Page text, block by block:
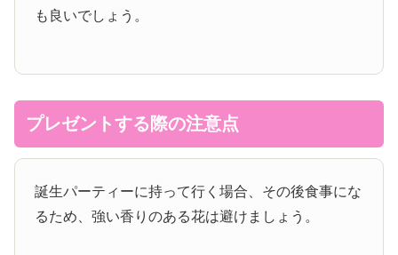
も良いでしょう。
プレゼントする際の注意点
誕生パーティーに持って行く場合、その後食事にな
るため、強い香りのある花は避けましょう。